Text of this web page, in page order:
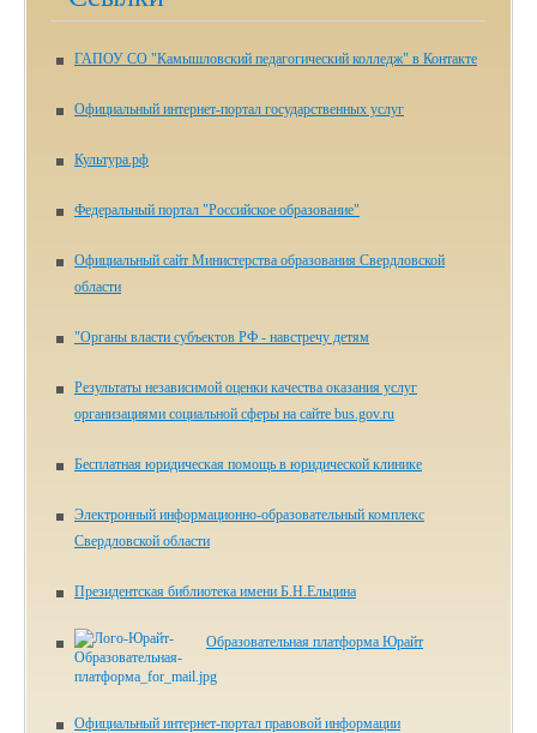
ГАПОУ СО "Камышловский педагогический колледж" в Контакте
Официальный интернет-портал государственных услуг
Культура.рф
Федеральный портал "Российское образование"
Официальный сайт Министерства образования Свердловской
области
"Органы власти субъектов РФ - навстречу детям
Результаты независимой оценки качества оказания услуг
организациями социальной сферы на сайте bus.gov.ru
Бесплатная юридическая помощь в юридической клинике
Электронный информационно-образовательный комплекс
Свердловской области
Президентская библиотека имени Б.Н.Ельцина
Образовательная платформа Юрайт
Официальный интернет-портал правовой информации